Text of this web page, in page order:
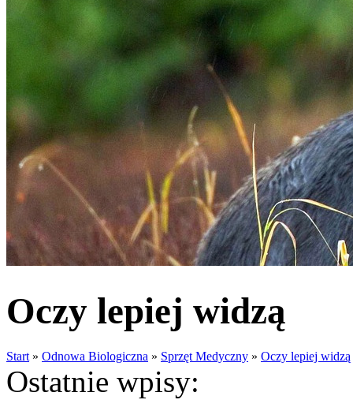
Oczy lepiej widzą
Start » Odnowa Biologiczna » Sprzęt Medyczny » Oczy lepiej widzą
Ostatnie wpisy: